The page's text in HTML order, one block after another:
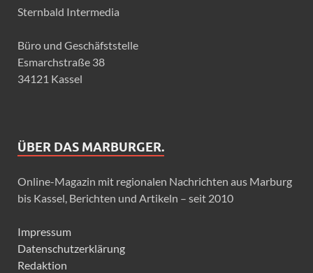
Sternbald Intermedia
Büro und Geschäfststelle
Esmarchstraße 38
34121 Kassel
ÜBER DAS MARBURGER.
Online-Magazin mit regionalen Nachrichten aus Marburg
bis Kassel, Berichten und Artikeln – seit 2010
Impressum
Datenschutzerklärung
Redaktion